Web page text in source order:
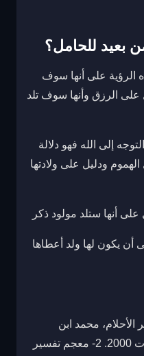
بعيد للحامل؟
الرؤية على أنها سوف
على الرزق وأنها سوف تلد
إلى الله فهو دلالة
ودليل على ولادتها
أنها ستلد مولود ذكر
أن يكون لها ولد أعطاها
محمد ابن
سيرين، طبعة دار المعرفة، بيروت 2000. 2- معجم تفسير